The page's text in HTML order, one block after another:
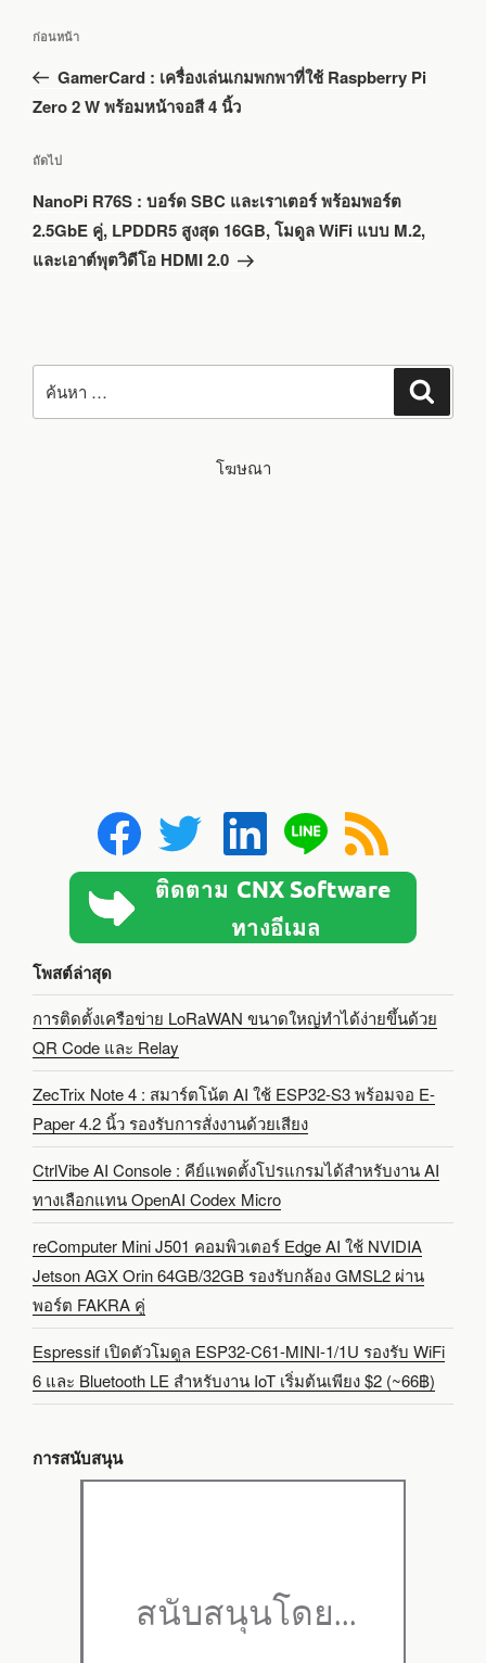
เรื่อง
เรื่อง
ก่อนหน้า
GamerCard : เครื่องเล่นเกมพกพาที่ใช้ Raspberry Pi
Zero 2 W พร้อมหน้าจอสี 4 นิ้ว
เรื่อง
ถัดไป
NanoPi R76S : บอร์ด SBC และเราเตอร์ พร้อมพอร์ต
2.5GbE คู่, LPDDR5 สูงสุด 16GB, โมดูล WiFi แบบ M.2,
และเอาต์พุตวิดีโอ HDMI 2.0
ค้นหา:
โฆษณา
โพสต์ล่าสุด
การติดตั้งเครือข่าย LoRaWAN ขนาดใหญ่ทำได้ง่ายขึ้นด้วย
QR Code และ Relay
ZecTrix Note 4 : สมาร์ตโน้ต AI ใช้ ESP32-S3 พร้อมจอ E-
Paper 4.2 นิ้ว รองรับการสั่งงานด้วยเสียง
CtrlVibe AI Console : คีย์แพดตั้งโปรแกรมได้สำหรับงาน AI
ทางเลือกแทน OpenAI Codex Micro
reComputer Mini J501 คอมพิวเตอร์ Edge AI ใช้ NVIDIA
Jetson AGX Orin 64GB/32GB รองรับกล้อง GMSL2 ผ่าน
พอร์ต FAKRA คู่
Espressif เปิดตัวโมดูล ESP32-C61-MINI-1/1U รองรับ WiFi
6 และ Bluetooth LE สำหรับงาน IoT เริ่มต้นเพียง $2 (~66฿)
การสนับสนุน